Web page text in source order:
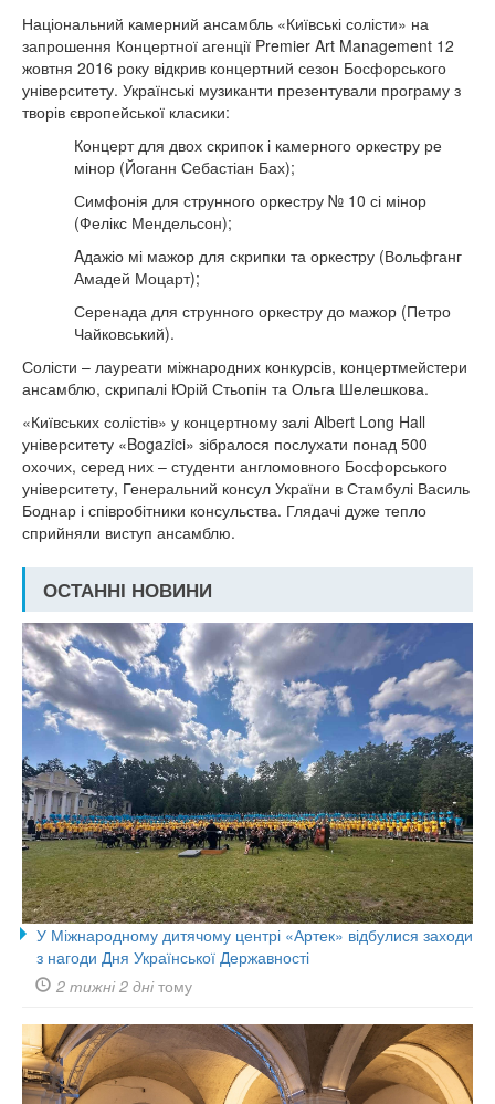
Національний камерний ансамбль «Київські солісти» на
запрошення Концертної агенції Premier Art Management 12
жовтня 2016 року відкрив концертний сезон Босфорського
університету. Українські музиканти презентували програму з
творів європейської класики:
Концерт для двох скрипок і камерного оркестру ре
мінор (Йоганн Себастіан Бах);
Симфонія для струнного оркестру № 10 сі мінор
(Фелікс Мендельсон);
Aдажіо мі мажор для скрипки та оркестру (Вольфганг
Амадей Моцарт);
Серенада для струнного оркестру до мажор (Петро
Чайковський).
Солісти – лауреати міжнародних конкурсів, концертмейстери
ансамблю, скрипалі Юрій Стьопін та Ольга Шелешкова.
«Київських солістів» у концертному залі Albert Long Hall
університету «Bogazici» зібралося послухати понад 500
охочих, серед них – студенти англомовного Босфорського
університету, Генеральний консул України в Стамбулі Василь
Боднар і співробітники консульства. Глядачі дуже тепло
сприйняли виступ ансамблю.
ОСТАННІ НОВИНИ
У Міжнародному дитячому центрі «Артек» відбулися заходи
з нагоди Дня Української Державності
2 тижні 2 днітому